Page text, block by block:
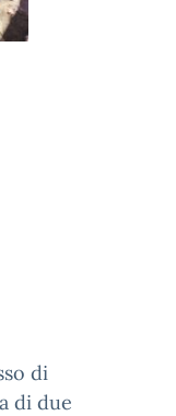
di
di due